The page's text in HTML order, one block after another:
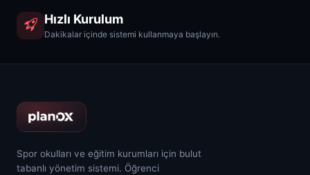
Hızlı Kurulum
Dakikalar içinde sistemi kullanmaya başlayın.
Spor okulları ve eğitim kurumları için bulut
tabanlı yönetim sistemi. Öğrenci